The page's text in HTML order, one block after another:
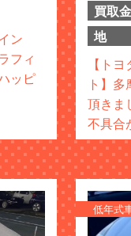
ン
フィ
ッピ
買取
地
【ト
ト】
頂きま
不具合
低年式